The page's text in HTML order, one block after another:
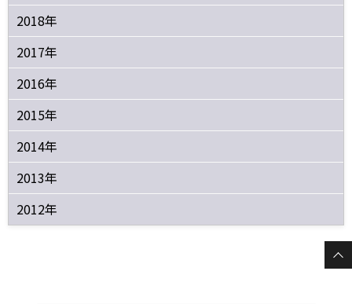
2018年
2017年
2016年
2015年
2014年
2013年
2012年